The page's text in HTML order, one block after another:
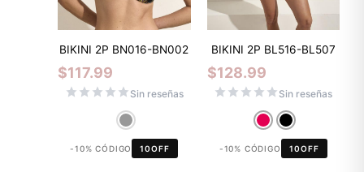
BIKINI 2P BN016-BN002
$117.99
Sin reseñas
-10% CÓDIGO 10OFF
BIKINI 2P BL516-BL507
$128.99
Sin reseñas
-10% CÓDIGO 10OFF